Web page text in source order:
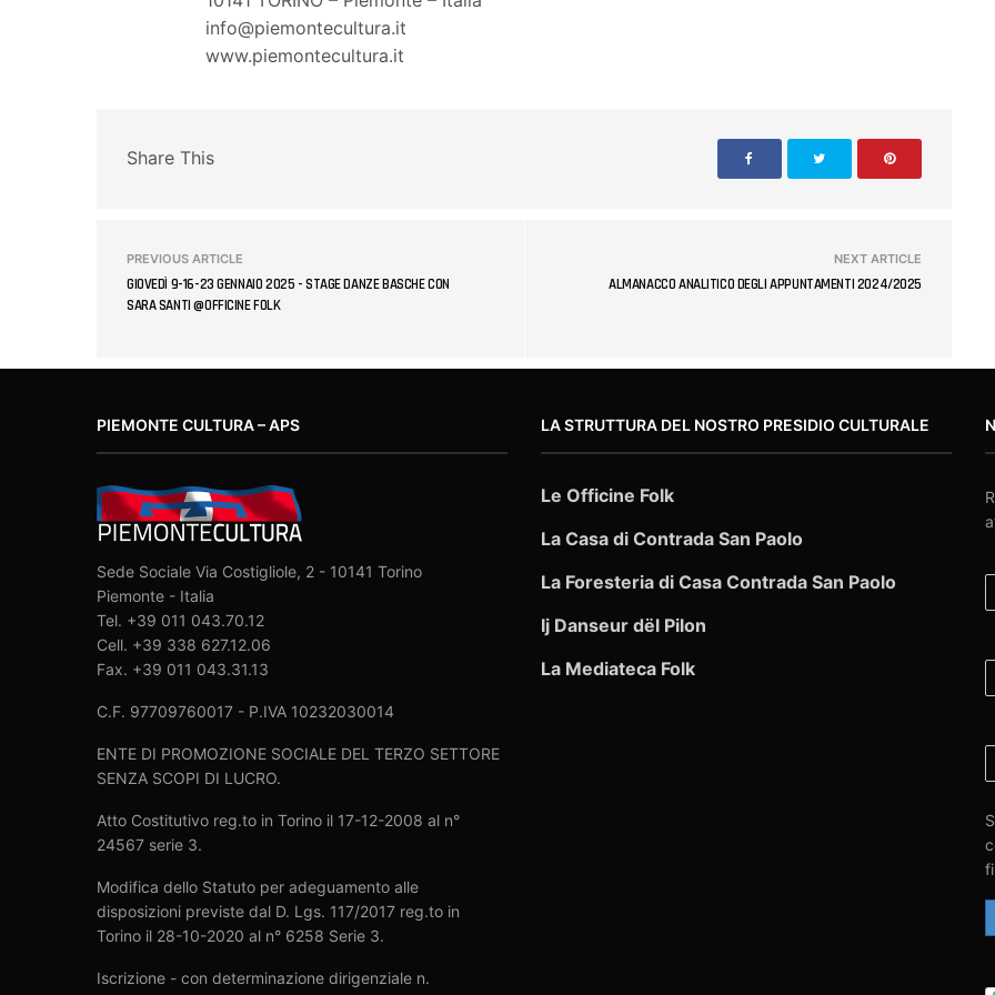
info@piemontecultura.it
www.piemontecultura.it
Share This
PREVIOUS ARTICLE
GIOVEDÌ 9-16-23 GENNAIO 2025 - STAGE DANZE BASCHE CON
SARA SANTI @OFFICINE FOLK
NEXT ARTICLE
ALMANACCO ANALITICO DEGLI APPUNTAMENTI 2024/2025
PIEMONTE CULTURA – APS
Sede Sociale Via Costigliole, 2 - 10141 Torino
Piemonte - Italia
Tel. +39 011 043.70.12
Cell. +39 338 627.12.06
Fax. +39 011 043.31.13
C.F. 97709760017 - P.IVA 10232030014
ENTE DI PROMOZIONE SOCIALE DEL TERZO SETTORE
SENZA SCOPI DI LUCRO.
Atto Costitutivo reg.to in Torino il 17-12-2008 al n°
24567 serie 3.
Modifica dello Statuto per adeguamento alle
disposizioni previste dal D. Lgs. 117/2017 reg.to in
Torino il 28-10-2020 al n° 6258 Serie 3.
Iscrizione - con determinazione dirigenziale n.
LA STRUTTURA DEL NOSTRO PRESIDIO CULTURALE
Le Officine Folk
La Casa di Contrada San Paolo
La Foresteria di Casa Contrada San Paolo
Ij Danseur dël Pilon
La Mediateca Folk